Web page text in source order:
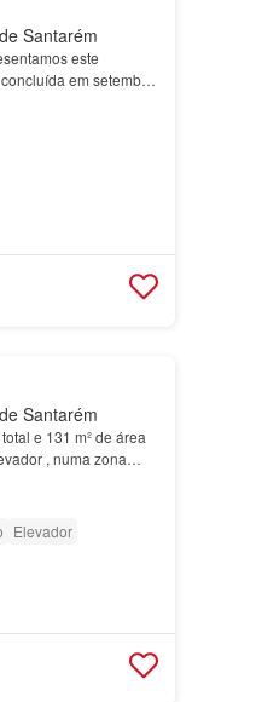
Santarém
este
em setembro
Santarém
e 131 m² de área
, numa zona
Elevador